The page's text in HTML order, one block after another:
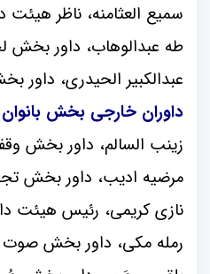
سمیع العثامنه، ناظر هیئت
طه عبدالوهاب، داور بخش
عبدالکبیر الحیدری، داور
داوران خارجی بخش بانوان
زینب السالم، داور بخش
مرضیه ادیب، داور بخش
نازی کریمی، رئیس هیئت
رمله مکی، داور بخش صوت